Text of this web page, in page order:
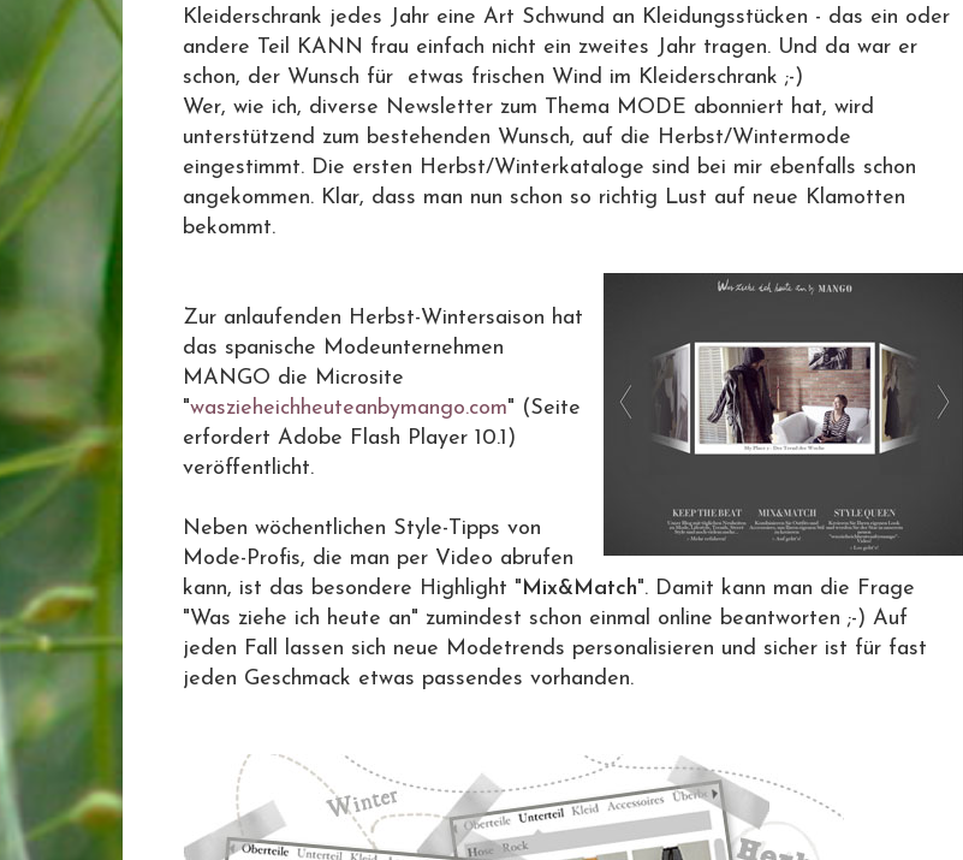
Kleiderschrank jedes Jahr eine Art Schwund an Kleidungsstücken - das ein oder
andere Teil KANN frau einfach nicht ein zweites Jahr tragen. Und da war er
schon, der Wunsch für etwas frischen Wind im Kleiderschrank ;-)
Wer, wie ich, diverse Newsletter zum Thema MODE abonniert hat, wird
unterstützend zum bestehenden Wunsch, auf die Herbst/Wintermode
eingestimmt. Die ersten Herbst/Winterkataloge sind bei mir ebenfalls schon
angekommen. Klar, dass man nun schon so richtig Lust auf neue Klamotten
bekommt.
Zur anlaufenden Herbst-Wintersaison hat
das spanische Modeunternehmen
MANGO die Microsite
"waszieheichheuteanbymango.com" (Seite
erfordert Adobe Flash Player 10.1)
veröffentlicht.
Neben wöchentlichen Style-Tipps von
Mode-Profis, die man per Video abrufen
kann, ist das besondere Highlight "Mix&Match". Damit kann man die Frage
"Was ziehe ich heute an" zumindest schon einmal online beantworten ;-) Auf
jeden Fall lassen sich neue Modetrends personalisieren und sicher ist für fast
jeden Geschmack etwas passendes vorhanden.